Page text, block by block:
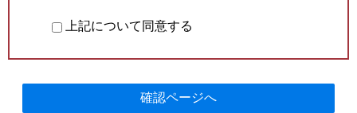
上記について同意する
確認ページへ